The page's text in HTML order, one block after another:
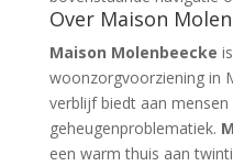
Over Maison
Maison Molenbeecke
woonzorgvoorziening in
verblijf biedt aan
geheugenproblematiek.
een warm thuis aan